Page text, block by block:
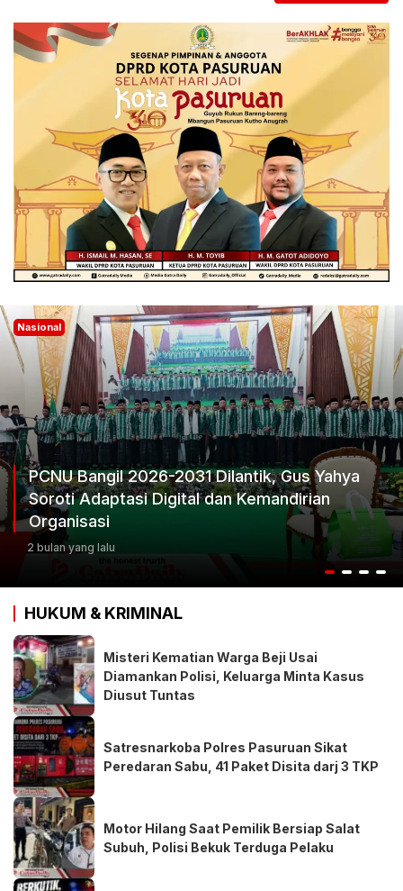
Nasional
Ketum Progib Dorong Rapimwil Jatim Hasilkan
Keputusan Terbaik
3 bulan yang lalu
HUKUM & KRIMINAL
Misteri Kematian Warga Beji Usai
Diamankan Polisi, Keluarga Minta Kasus
Diusut Tuntas
Satresnarkoba Polres Pasuruan Sikat
Peredaran Sabu, 41 Paket Disita darj 3 TKP
Motor Hilang Saat Pemilik Bersiap Salat
Subuh, Polisi Bekuk Terduga Pelaku